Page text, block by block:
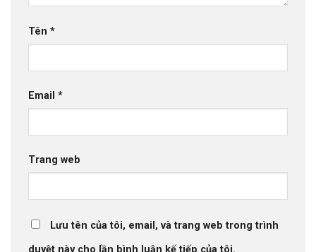
Tên *
Email *
Trang web
Lưu tên của tôi, email, và trang web trong trình